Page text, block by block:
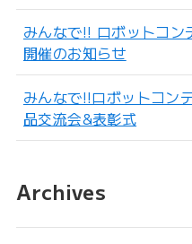
みんなで!! ロボットコ
開催のお知らせ
みんなで!!ロボットコ
品交流会&表彰式
Archives